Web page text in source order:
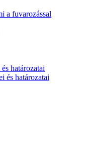
a fuvarozással
határozatai
és határozatai